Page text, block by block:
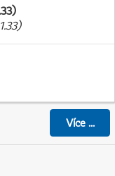
Více...